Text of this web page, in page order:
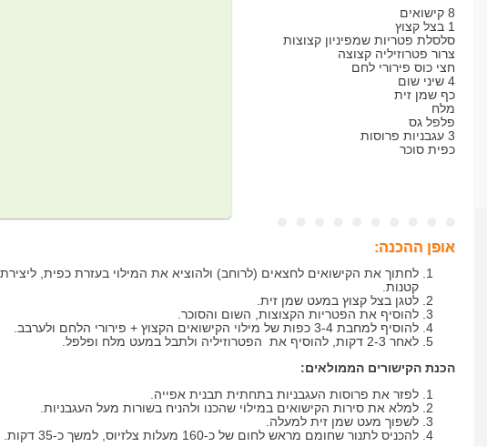
8 קישואים
1 בצל קצוץ
סלסלת פטריות שמפיניון קצוצות
צרור פטרוזיליה קצוצה
חצי כוס פירורי לחם
4 שיני שום
כף שמן זית
מלח
פלפל גס
3 עגבניות פרוסות
כפית סוכר
אופן ההכנה:
לחתוך את הקישואים לחצאים (לרוחב) ולהוציא את המילוי בעזרת כפית,
קטנות.
לטגן בצל קצוץ במעט שמן זית.
להוסיף את הפטריות הקצוצות, השום והסוכר.
להוסיף למחבת 3-4 כפות של מילוי הקישואים הקצוץ + פירורי הלחם ולערבב.
לאחר 2-3 דקות, להוסיף את הפטרוזיליה ולתבל במעט מלח ופלפל.
הכנת הקישורים הממולאים:
לפזר את פרוסות העגבניות בתחתית תבנית אפייה.
למלא את סירות הקישואים במילוי שהכנו ולהניח בשורות מעל העגבניות.
לשפוך מעט שמן זית למעלה.
להכניס לתנור שחומם מראש לחום של כ-160 מעלות צלזיוס, למשך כ-35 דקות.